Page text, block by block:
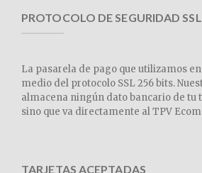
PROTOCOLO DE SEGURIDAD SSL
La pasarela de pago que utilizamos
medio del protocolo SSL 256 bits.
almacena ningún dato bancario de tu
sino que va directamente al TPV
TARJETAS ACEPTADAS